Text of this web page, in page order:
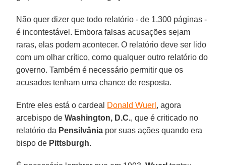
Não quer dizer que todo relatório - de 1.300 páginas -
é incontestável. Embora falsas acusações sejam
raras, elas podem acontecer. O relatório deve ser lido
com um olhar crítico, como qualquer outro relatório do
governo. Também é necessário permitir que os
acusados tenham uma chance de resposta.
Entre eles está o cardeal Donald Wuerl , agora
arcebispo deWashington, D.C., que é criticado no
relatório da Pensilvânia por suas ações quando era
bispo de Pittsburgh.